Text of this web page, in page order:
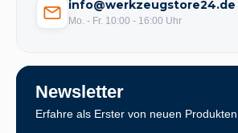
info@werkzeugstore24.de
Mo. - Fr. 10:00 - 16:00 Uhr
Newsletter
Erfahre als Erster von neuen